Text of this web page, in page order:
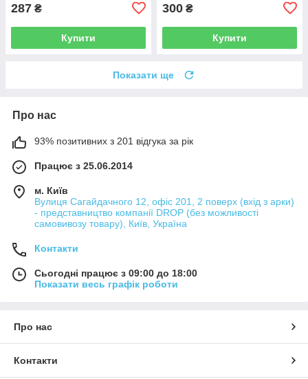
287 ₴
Купити
300 ₴
Купити
Показати ще
Про нас
93% позитивних з 201 відгука за рік
Працює з 25.06.2014
м. Київ
Вулиця Сагайдачного 12, офіс 201, 2 поверх (вхід з арки)
- представництво компанії DROP (без можливості
самовивозу товару), Київ, Україна
Контакти
Сьогодні працює з 09:00 до 18:00
Показати весь графік роботи
Про нас
Контакти